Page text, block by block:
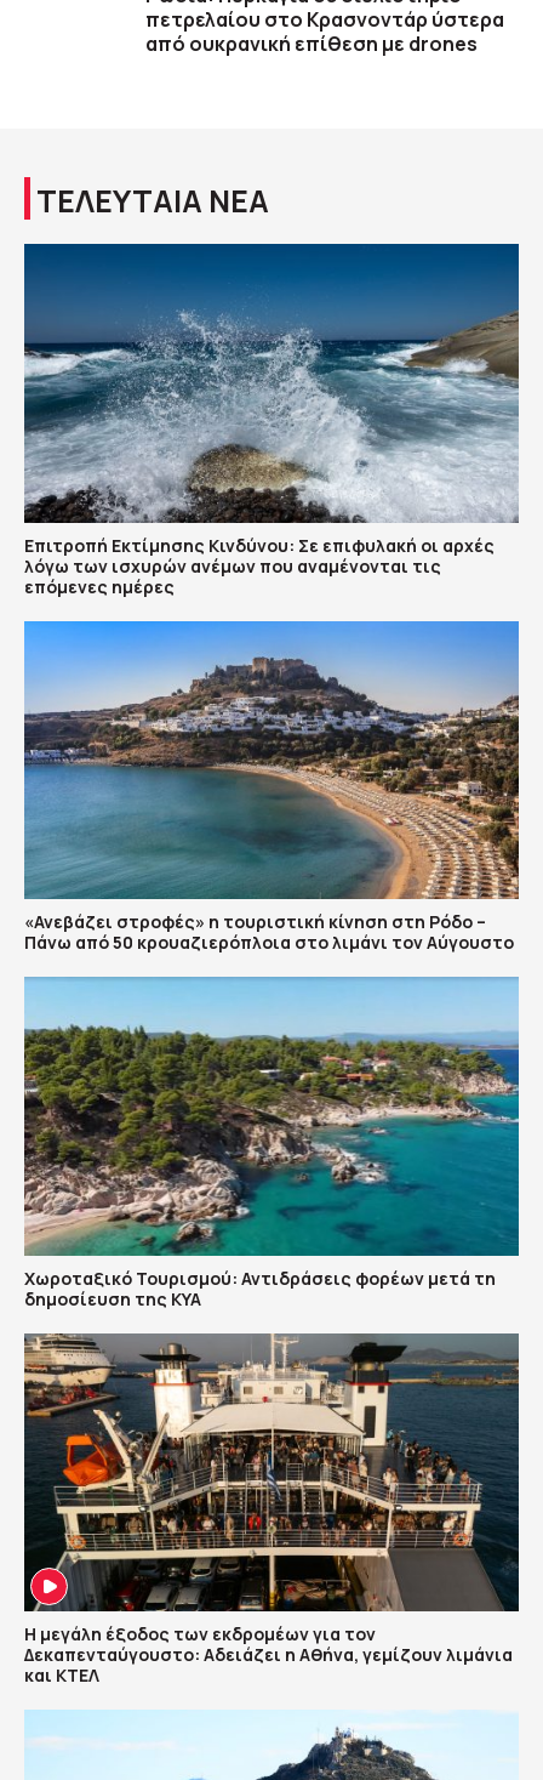
πετρελαίου στο Κρασνοντάρ ύστερα
από ουκρανική επίθεση με drones
ΤΕΛΕΥΤΑΙΑ ΝΕΑ
Επιτροπή Εκτίμησης Κινδύνου: Σε επιφυλακή οι αρχές
λόγω των ισχυρών ανέμων που αναμένονται τις
επόμενες ημέρες
«Ανεβάζει στροφές» η τουριστική κίνηση στη Ρόδο –
Πάνω από 50 κρουαζιερόπλοια στο λιμάνι τον Αύγουστο
Χωροταξικό Τουρισμού: Αντιδράσεις φορέων μετά τη
δημοσίευση της ΚΥΑ
Η μεγάλη έξοδος των εκδρομέων για τον
Δεκαπενταύγουστο: Αδειάζει η Αθήνα, γεμίζουν λιμάνια
και ΚΤΕΛ